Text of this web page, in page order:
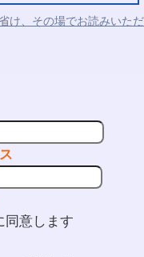
け、その場でお読みいただ
同意します